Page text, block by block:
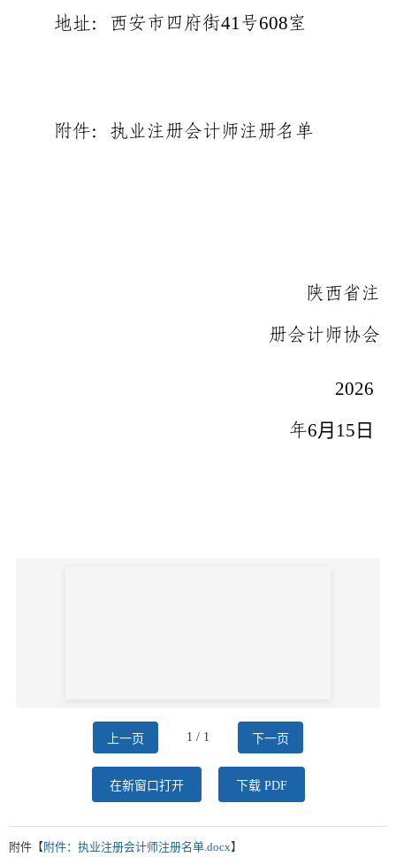
地址： 西安市 四府街41号608室
附件：执业注册会计师注册名单
陕西省注
册会计师协会
2026
年6月 15 日
上一页 1 / 1 下一页
在新窗口打开 下载 PDF
附件【 附件：执业注册会计师注册名单.docx】